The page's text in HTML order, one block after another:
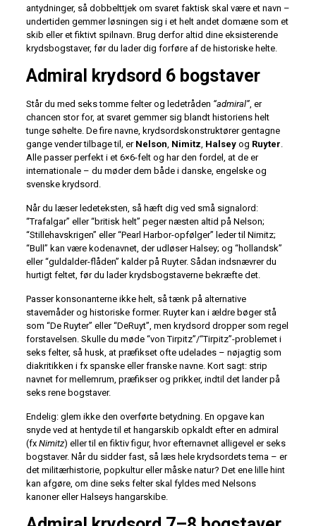
antydninger, så dobbelttjek om svaret faktisk skal være et navn –
undertiden gemmer løsningen sig i et helt andet domæne som et
skib eller et fiktivt spilnavn. Brug derfor altid dine eksisterende
krydsbogstaver, før du lader dig forføre af de historiske helte.
Admiral krydsord 6 bogstaver
Står du med seks tomme felter og ledetråden “admiral”, er
chancen stor for, at svaret gemmer sig blandt historiens helt
tunge søhelte. De fire navne, krydsordskonstruktører gentagne
gange vender tilbage til, er Nelson, Nimitz, Halseyog Ruyter.
Alle passer perfekt i et 6×6-felt og har den fordel, at de er
internationale – du møder dem både i danske, engelske og
svenske krydsord.
Når du læser ledeteksten, så hæft dig ved små signal­ord:
“Trafalgar” eller “britisk helt” peger næsten altid på Nelson;
“Stillehavskrigen” eller “Pearl Harbor-opfølger” leder til Nimitz;
“Bull” kan være kodenavnet, der udløser Halsey; og “hollandsk”
eller “guldalder-flåden” kalder på Ruyter. Sådan indsnævrer du
hurtigt feltet, før du lader krydsbogstaverne bekræfte det.
Passer konsonanterne ikke helt, så tænk på alternative
stavemåder og historiske former. Ruyter kan i ældre bøger stå
som “De Ruyter” eller “DeRuyt”, men krydsord dropper som regel
forstavelsen. Skulle du møde “von Tirpitz”/“Tirpitz”-problemet i
seks felter, så husk, at præfikset ofte udelades – nøjagtig som
diakritikken i fx spanske eller franske navne. Kort sagt: strip
navnet for mellemrum, præfikser og prikker, indtil det lander på
seks rene bogstaver.
Endelig: glem ikke den overførte betydning. En opgave kan
snyde ved at hentyde til et hangarskib opkaldt efter en admiral
(fx Nimitz) eller til en fiktiv figur, hvor efternavnet alligevel er seks
bogstaver. Når du sidder fast, så læs hele krydsordets tema – er
det militærhistorie, popkultur eller måske natur? Det ene lille hint
kan afgøre, om dine seks felter skal fyldes med Nelsons
kanoner eller Halseys hangarskibe.